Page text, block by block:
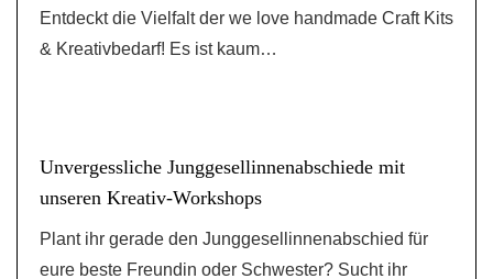
Entdeckt die Vielfalt der we love handmade Craft Kits
& Kreativbedarf! Es ist kaum…
Unvergessliche Junggesellinnenabschiede mit
unseren Kreativ-Workshops
Plant ihr gerade den Junggesellinnenabschied für
eure beste Freundin oder Schwester? Sucht ihr